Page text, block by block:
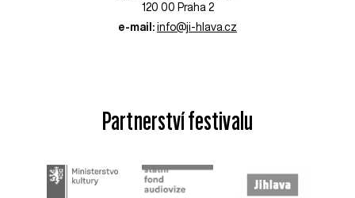
120 00 Praha 2
e-mail: info@ji-hlava.cz
Partnerství festivalu